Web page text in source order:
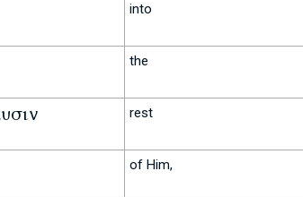
into
the
rest
of Him,